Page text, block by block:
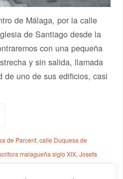
de Málaga, por la calle
de Santiago desde la
con una pequeña
y sin salida, llamada
uno de sus edificios, casi
de Parcent,calle Duquesa de
malagueña siglo XIX,Josefa
de Andalucía